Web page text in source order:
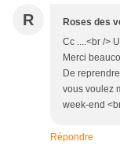
R Roses des
Cc ....<br />
Merci
De
vous voulez
week-end
Répondre